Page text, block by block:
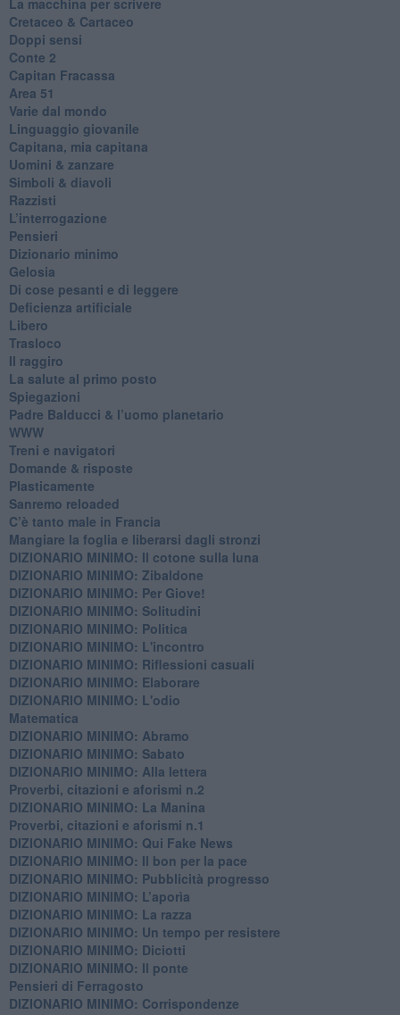
Cretaceo & Cartaceo
Doppi sensi
​Conte 2
​Capitan Fracassa
​Area 51
Varie dal mondo
​Linguaggio giovanile
​Capitana, mia capitana
Uomini & zanzare
​Simboli & diavoli
Razzisti
​L’interrogazione
Pensieri
​Dizionario minimo
Gelosia
Di cose pesanti e di leggere
​Deficienza artificiale
Libero
Trasloco
Il raggiro
​La salute al primo posto
Spiegazioni
Padre Balducci & l’uomo planetario
WWW
​Treni e navigatori
​Domande & risposte
​Plasticamente
Sanremo reloaded
C’è tanto male in Francia
​Mangiare la foglia e liberarsi dagli stronzi
DIZIONARIO MINIMO: Il cotone sulla luna
DIZIONARIO MINIMO: Zibaldone
DIZIONARIO MINIMO: Per Giove!
DIZIONARIO MINIMO: Solitudini
DIZIONARIO MINIMO: Politica
DIZIONARIO MINIMO: L'incontro
DIZIONARIO MINIMO: Riflessioni casuali
DIZIONARIO MINIMO: Elaborare
DIZIONARIO MINIMO: L'odio
​Matematica
DIZIONARIO MINIMO: Abramo
DIZIONARIO MINIMO: Sabato
​DIZIONARIO MINIMO: Alla lettera
Proverbi, citazioni e aforismi n.2
DIZIONARIO MINIMO: La Manina
​Proverbi, citazioni e aforismi n.1
DIZIONARIO MINIMO: Qui Fake News
DIZIONARIO MINIMO: ​Il bon per la pace
DIZIONARIO MINIMO: Pubblicità progresso
DIZIONARIO MINIMO: L’aporìa
DIZIONARIO MINIMO: La razza
DIZIONARIO MINIMO: Un tempo per resistere
DIZIONARIO MINIMO: Diciotti
DIZIONARIO MINIMO: Il ponte
Pensieri di Ferragosto
DIZIONARIO MINIMO: Corrispondenze